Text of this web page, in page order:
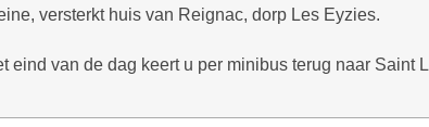
versterkt huis van Reignac, dorp Les Eyzies.
eind van de dag keert u per minibus terug naar Saint